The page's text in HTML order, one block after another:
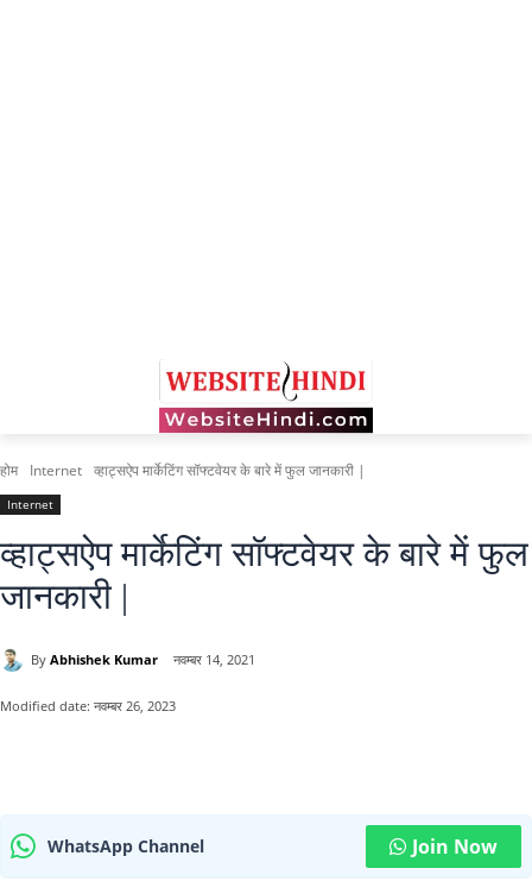
होम Internet व्हाट्सऐप मार्केटिंग सॉफ्टवेयर के बारे में फुल जानकारी |
Internet
व्हाट्सऐप मार्केटिंग सॉफ्टवेयर के बारे में फुल
जानकारी |
By Abhishek Kumar नवम्बर 14, 2021
Modified date: नवम्बर 26, 2023
WhatsApp Channel Join Now